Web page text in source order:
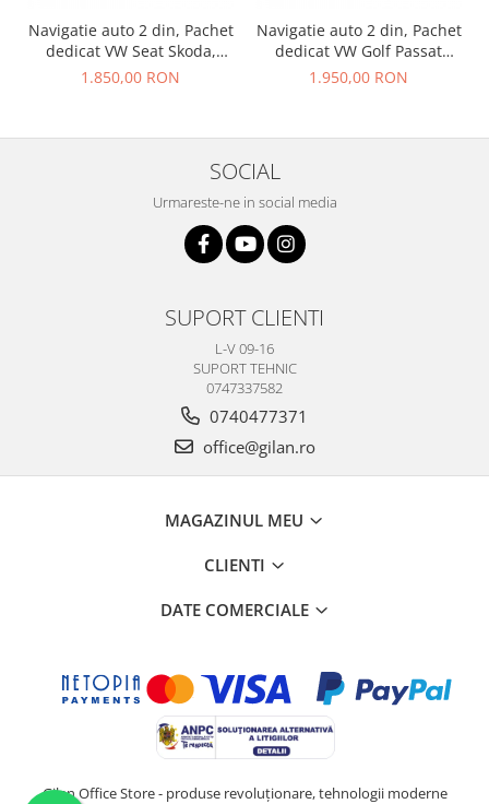
Navigatie auto 2 din, Pachet
dedicat VW Seat Skoda,
Android 12
1.850,00 RON
Navigatie auto 2 din, Pachet
dedicat VW Golf Passat
Tiguan Polo Eos Seat Skoda
1.950,00 RON
SOCIAL
Urmareste-ne in social media
SUPORT CLIENTI
L-V 09-16
SUPORT TEHNIC
0747337582
0740477371
office@gilan.ro
MAGAZINUL MEU
CLIENTI
DATE COMERCIALE
Gilan Office Store - produse revoluționare, tehnologii moderne